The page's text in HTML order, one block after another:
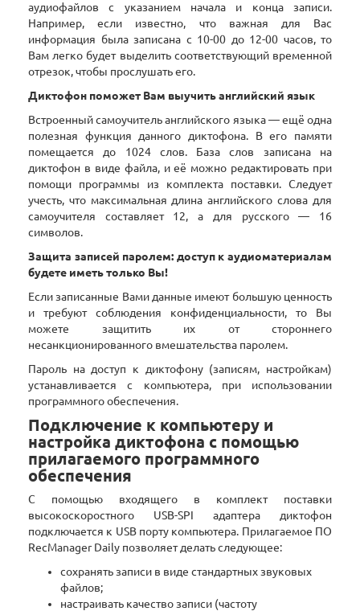
аудиофайлов с указанием начала и конца записи.
Например, если известно, что важная для Вас
информация была записана с 10-00 до 12-00 часов, то
Вам легко будет выделить соответствующий временной
отрезок, чтобы прослушать его.
Диктофон поможет Вам выучить английский язык
Встроенный самоучитель английского языка — ещё одна
полезная функция данного диктофона. В его памяти
помещается до 1024 слов. База слов записана на
диктофон в виде файла, и её можно редактировать при
помощи программы из комплекта поставки. Следует
учесть, что максимальная длина английского слова для
самоучителя составляет 12, а для русского — 16
символов.
Защита записей паролем: доступ к аудиоматериалам
будете иметь только Вы!
Если записанные Вами данные имеют большую ценность
и требуют соблюдения конфиденциальности, то Вы
можете защитить их от стороннего
несанкционированного вмешательства паролем.
Пароль на доступ к диктофону (записям, настройкам)
устанавливается с компьютера, при использовании
программного обеспечения.
Подключение к компьютеру и
настройка диктофона с помощью
прилагаемого программного
обеспечения
С помощью входящего в комплект поставки
высокоскоростного USB-SPI адаптера диктофон
подключается к USB порту компьютера. Прилагаемое ПО
RecManager Daily позволяет делать следующее:
сохранять записи в виде стандартных звуковых
файлов;
настраивать качество записи (частоту